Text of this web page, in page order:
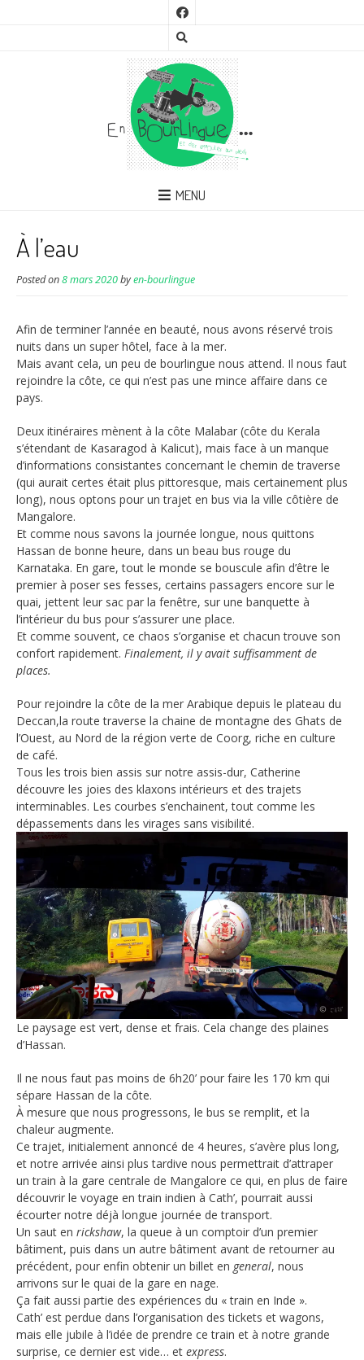
MENU
À l’eau
Posted on8 mars 2020byen-bourlingue
Afin de terminer l’année en beauté, nous avons réservé trois
nuits dans un super hôtel, face à la mer.
Mais avant cela, un peu de bourlingue nous attend. Il nous faut
rejoindre la côte, ce qui n’est pas une mince affaire dans ce
pays.
Deux itinéraires mènent à la côte Malabar (côte du Kerala
s’étendant de Kasaragod à Kalicut), mais face à un manque
d’informations consistantes concernant le chemin de traverse
(qui aurait certes était plus pittoresque, mais certainement plus
long), nous optons pour un trajet en bus via la ville côtière de
Mangalore.
Et comme nous savons la journée longue, nous quittons
Hassan de bonne heure, dans un beau bus rouge du
Karnataka. En gare, tout le monde se bouscule afin d’être le
premier à poser ses fesses, certains passagers encore sur le
quai, jettent leur sac par la fenêtre, sur une banquette à
l’intérieur du bus pour s’assurer une place.
Et comme souvent, ce chaos s’organise et chacun trouve son
confort rapidement. Finalement, il y avait suffisamment de
places.
Pour rejoindre la côte de la mer Arabique depuis le plateau du
Deccan,la route traverse la chaine de montagne des Ghats de
l’Ouest, au Nord de la région verte de Coorg, riche en culture
de café.
Tous les trois bien assis sur notre assis-dur, Catherine
découvre les joies des klaxons intérieurs et des trajets
interminables. Les courbes s’enchainent, tout comme les
dépassements dans les virages sans visibilité.
Le paysage est vert, dense et frais. Cela change des plaines
d’Hassan.
Il ne nous faut pas moins de 6h20’ pour faire les 170 km qui
sépare Hassan de la côte.
À mesure que nous progressons, le bus se remplit, et la
chaleur augmente.
Ce trajet, initialement annoncé de 4 heures, s’avère plus long,
et notre arrivée ainsi plus tardive nous permettrait d’attraper
un train à la gare centrale de Mangalore ce qui, en plus de faire
découvrir le voyage en train indien à Cath’, pourrait aussi
écourter notre déjà longue journée de transport.
Un saut en rickshaw, la queue à un comptoir d’un premier
bâtiment, puis dans un autre bâtiment avant de retourner au
précédent, pour enfin obtenir un billet en general, nous
arrivons sur le quai de la gare en nage.
Ça fait aussi partie des expériences du « train en Inde ».
Cath’ est perdue dans l’organisation des tickets et wagons,
mais elle jubile à l’idée de prendre ce train et à notre grande
surprise, ce dernier est vide… et express.